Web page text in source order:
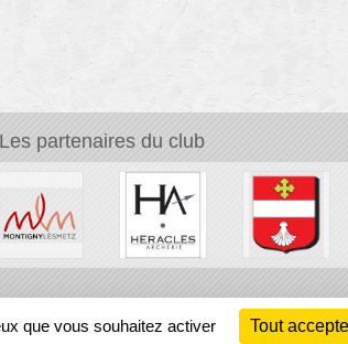
Les partenaires du club
que vous souhaitez activer Tout